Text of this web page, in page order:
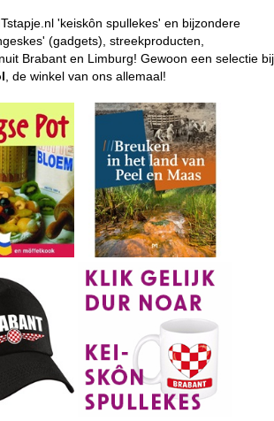
'keiskôn spullekes' en bijzondere
(gadgets), streekproducten,
Brabant en Limburg! Gewoon een selectie bij
, de winkel van ons allemaal!